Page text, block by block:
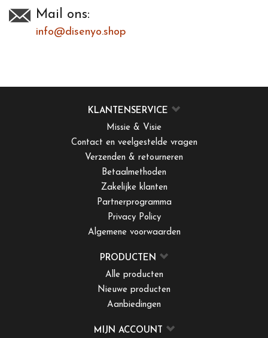
Mail ons:
info@disenyo.shop
KLANTENSERVICE
Missie & Visie
Contact en veelgestelde vragen
Verzenden & retourneren
Betaalmethoden
Zakelijke klanten
Partnerprogramma
Privacy Policy
Algemene voorwaarden
PRODUCTEN
Alle producten
Nieuwe producten
Aanbiedingen
MIJN ACCOUNT